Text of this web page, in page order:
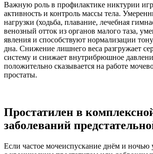
Важную роль в профилактике никтурии
активность и контроль массы тела.
нагрузки (ходьба, плавание, лечебная
венозный отток из органов малого таза,
явления и способствуют нормализации
дна. Снижение лишнего веса разгружает
систему и снижает внутрибрюшное
положительно сказывается на работе
простаты.
Простатилен в
заболеваний
Если частое мочеиспускание днём и ночью